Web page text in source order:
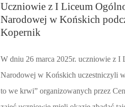
Uczniowie z I Liceum
Narodowej w Końskich
Kopernik
W dniu 26 marca 2025r. uczniowie z I
Narodowej w Końskich uczestniczyli
to we krwi” organizowanych przez